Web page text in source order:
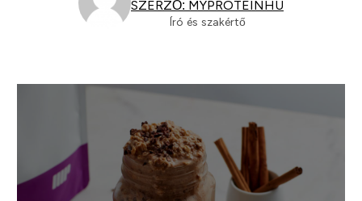
SZERZŐ: MYPROTEINHU
Író és szakértő